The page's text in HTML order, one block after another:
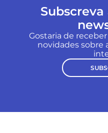
Subscreva
Gostaria de
novidades sobre